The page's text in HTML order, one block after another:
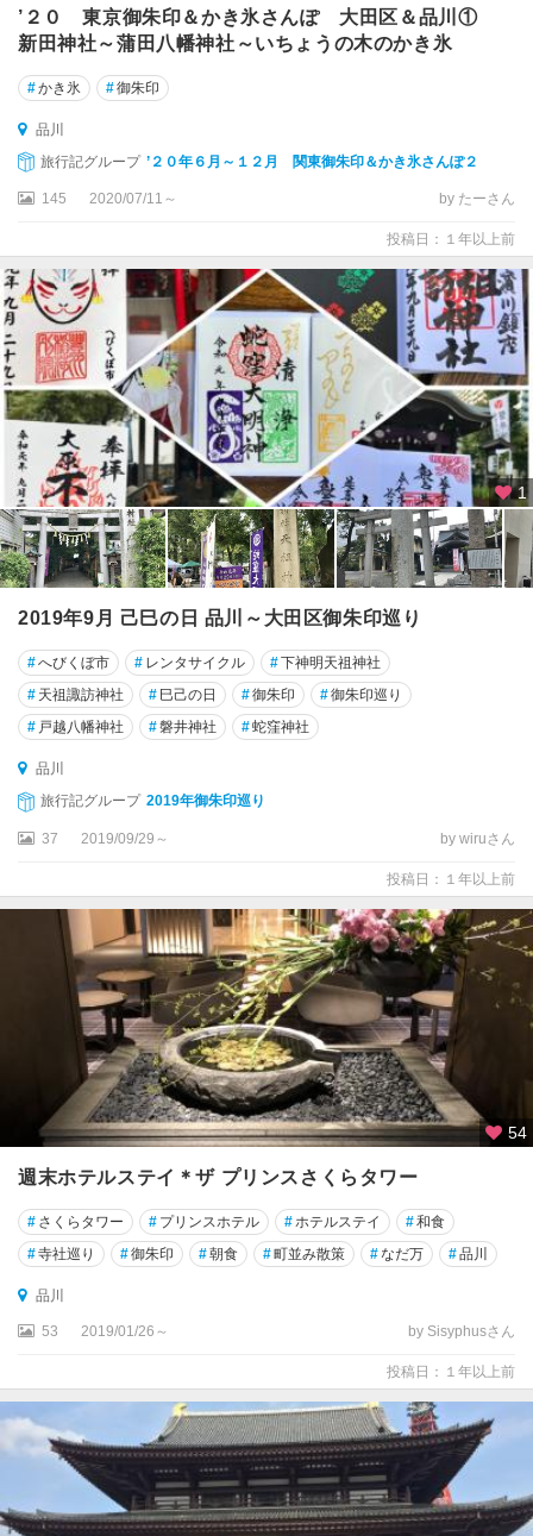
白
東
京
タ
ワ
ー
川
・
目
黒
三
田
田
町
・
芝
浦
白
金
目
黒
品
川
浜
町
反
田
本
木
赤
坂
糸
町
・
’２０ 東京御朱印＆かき氷さんぽ 大田区＆品川①
新田神社～蒲田八幡神社～いちょうの木のかき氷
#かき氷 #御朱印
品川
旅行記グループ ’２０年６月～１２月 関東御朱印＆かき氷さんぽ２
145 2020/07/11～ by たーさん
投稿日：１年以上前
1
2019年9月 己巳の日 品川～大田区御朱印巡り
#へびくぼ市 # レンタサイクル #下神明天祖神社
# 天祖諏訪神社 # 巳己の日 #御朱印 #御朱印巡り
# 戸越八幡神社 #磐井神社 #蛇窪神社
品川
旅行記グループ 2019年御朱印巡り
37 2019/09/29～ by wiruさん
投稿日：１年以上前
54
週末ホテルステイ＊ザ プリンスさくらタワー
# さくらタワー # プリンスホテル # ホテルステイ #和食
#寺社巡り #御朱印 #朝食 #町並み散策 #なだ万 #品川
品川
53 2019/01/26～ by Sisyphusさん
投稿日：１年以上前